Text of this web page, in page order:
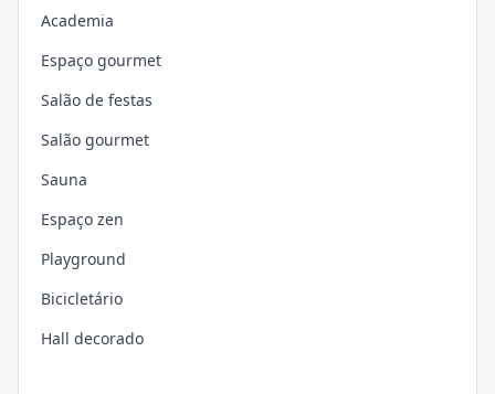
Academia
Espaço gourmet
Salão de festas
Salão gourmet
Sauna
Espaço zen
Playground
Bicicletário
Hall decorado